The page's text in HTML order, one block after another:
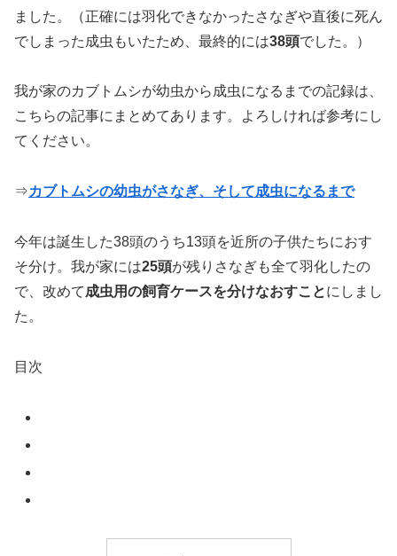
ました。（正確には羽化できなかったさなぎや直後に死ん
でしまった成虫もいたため、最終的には38頭でした。）
我が家のカブトムシが幼虫から成虫になるまでの記録は、
こちらの記事にまとめてあります。よろしければ参考にし
てください。
⇒カブトムシの幼虫がさなぎ、そして成虫になるまで
今年は誕生した38頭のうち13頭を近所の子供たちにおす
そ分け。我が家には25頭が残りさなぎも全て羽化したの
で、改めて成虫用の飼育ケースを分けなおすことにしまし
た。
目次